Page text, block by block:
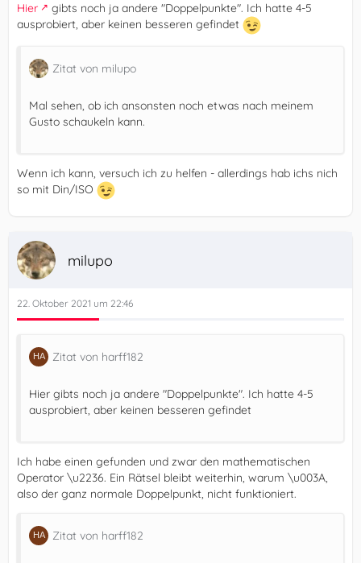
Hier
gibts noch ja andere "Doppelpunkte". Ich hatte 4-5
ausprobiert, aber keinen besseren gefindet
Zitat von milupo
Mal sehen, ob ich ansonsten noch etwas nach meinem
Gusto schaukeln kann.
Wenn ich kann, versuch ich zu helfen - allerdings hab ichs nich
so mit Din/ISO
milupo
22. Oktober 2021 um 22:46
Zitat von harff182
Hier gibts noch ja andere "Doppelpunkte". Ich hatte 4-5
ausprobiert, aber keinen besseren gefindet
Ich habe einen gefunden und zwar den mathematischen
Operator \u2236. Ein Rätsel bleibt weiterhin, warum \u003A,
also der ganz normale Doppelpunkt, nicht funktioniert.
Zitat von harff182